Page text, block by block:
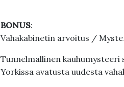
BONUS:
Vahakabinetin arvoitus /
Tunnelmallinen
Yorkissa avatusta uudesta